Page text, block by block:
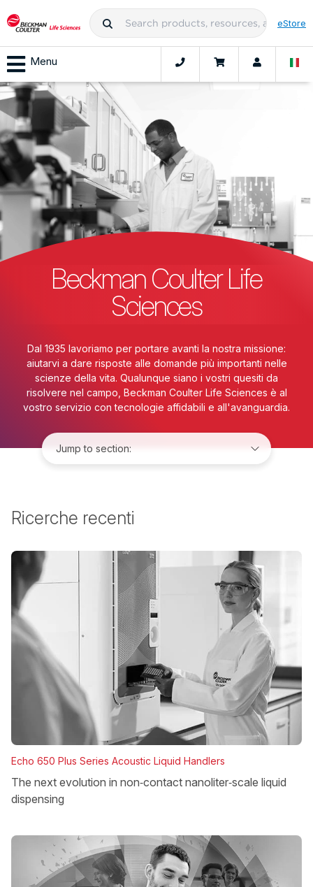
eStore
Menu
Beckman Coulter Life
Sciences
Dal 1935 lavoriamo per portare avanti la nostra missione:
aiutarvi a dare risposte alle domande più importanti nelle
scienze della vita. Qualunque siano i vostri quesiti da
risolvere nel campo, Beckman Coulter Life Sciences è al
vostro servizio con tecnologie affidabili e all'avanguardia.
Ricerche recenti
Echo 650 Plus Series Acoustic Liquid Handlers
The next evolution in non‑contact nanoliter‑scale liquid
dispensing